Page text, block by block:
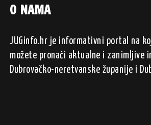
O NAMA
JUGinfo.hr je informativni portal na
možete pronaći aktualne i zanimljive
Dubrovačko-neretvanske županije i